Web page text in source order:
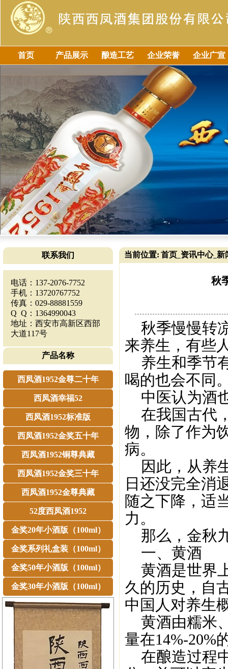
首页 产品展示 酿造工艺 企业荣誉 企业广宣
联系我们
电话：137-2076-7752
手机：13720767752
传真：029-88881559
Q Q：1364990043
地址：西安市高新区西部
大道117号
产品名称
西凤酒1952金尊二十年
西凤酒幸福52
西凤酒1952标准版
西凤酒1952金奖五十年
西凤酒1952铜尊典藏
西凤酒1952金奖三十年
西凤酒1952金尊典藏
52度西凤酒1952
金奖20年小酒版（100ml）
金奖系列礼盒装（100ml）
金奖50年小酒版（100ml）
金奖30年小酒版（100ml）
当前位置: 首页 资讯中心_ 新
秋
秋季慢慢转
来养生，有些
养生和季节
喝的也会不同
中医认为酒
在我国古代
物，除了作为
病。
因此，从养
日还没完全消
随之下降，适
力。
那么，金秋
一、黄酒
黄酒是世界
久的历史，自
中国人对养生
黄酒由糯米
量在14%-20%
在酿造过程